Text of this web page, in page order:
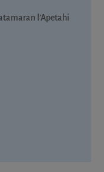
l’Apetahi